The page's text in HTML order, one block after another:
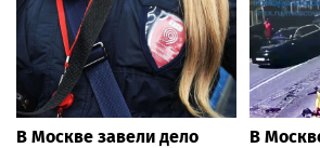
В Москве завели дело В